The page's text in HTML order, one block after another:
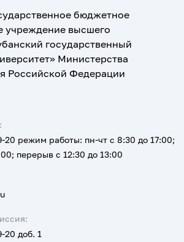
бюджетное
учреждение высшего
государственный
Министерства
Российской Федерации
20 доб. 1
20 режим работы: пн-чт с 8:30 до 17:00;
перерыв с 12:30 до 13:00